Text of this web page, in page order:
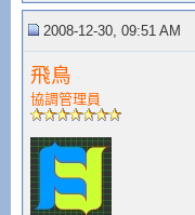
2008-12-30, 09:51 AM
飛鳥
協調管理員